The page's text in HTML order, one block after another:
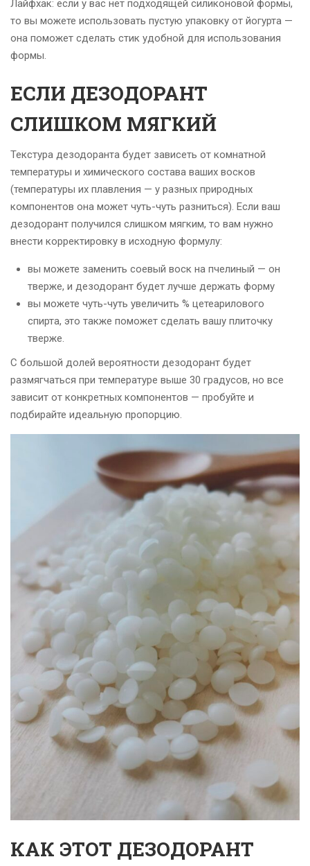
Лайфхак: если у вас нет подходящей силиконовой формы,
то вы можете использовать пустую упаковку от йогурта —
она поможет сделать стик удобной для использования
формы.
ЕСЛИ ДЕЗОДОРАНТ
СЛИШКОМ МЯГКИЙ
Текстура дезодоранта будет зависеть от комнатной
температуры и химического состава ваших восков
(температуры их плавления — у разных природных
компонентов она может чуть-чуть разниться). Если ваш
дезодорант получился слишком мягким, то вам нужно
внести корректировку в исходную формулу:
вы можете заменить соевый воск на пчелиный — он
тверже, и дезодорант будет лучше держать форму
вы можете чуть-чуть увеличить % цетеарилового
спирта, это также поможет сделать вашу плиточку
тверже.
С большой долей вероятности дезодорант будет
размягчаться при температуре выше 30 градусов, но все
зависит от конкретных компонентов — пробуйте и
подбирайте идеальную пропорцию.
КАК ЭТОТ ДЕЗОДОРАНТ